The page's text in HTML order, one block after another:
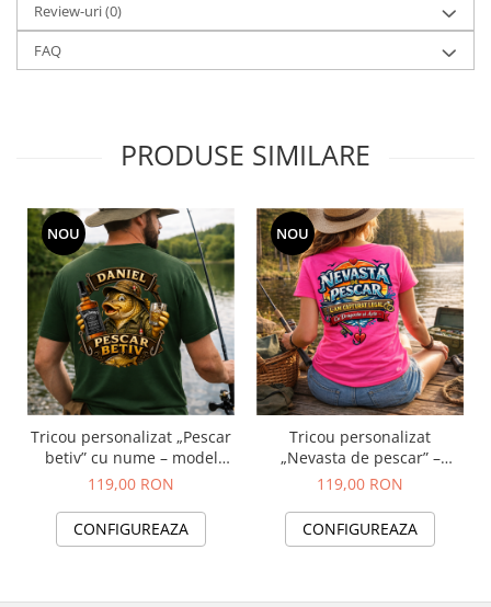
Review-uri(0)
FAQ
PRODUSE SIMILARE
NOU
Tricou personalizat „Pescar
betiv” cu nume – model
funny cu crap și whisky
119,00 RON
CONFIGUREAZA
NOU
Tricou personalizat
„Nevasta de pescar” –
cadou amuzant pentru
119,00 RON
CONFIGUREAZA